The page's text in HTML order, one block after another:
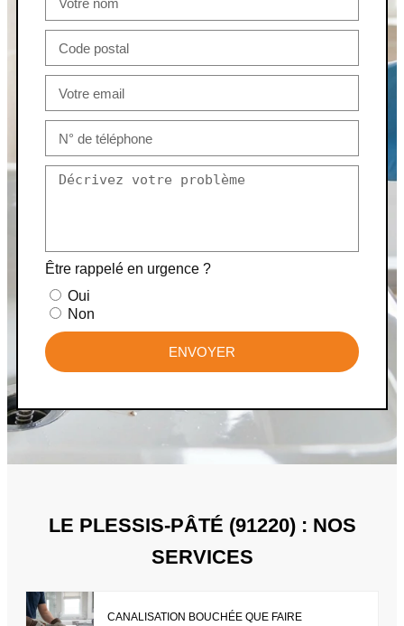
Être rappelé en urgence ?
Oui
Non
ENVOYER
LE PLESSIS-PÂTÉ (91220) : NOS
SERVICES
CANALISATION BOUCHÉE QUE FAIRE